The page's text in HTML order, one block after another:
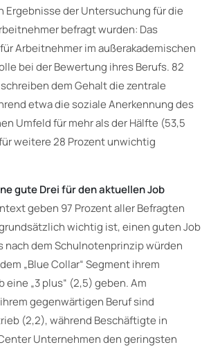
Ergebnisse der Untersuchung für die
befragt wurden: Das
Arbeitnehmer im außerakademischen
bei der Bewertung ihres Berufs. 82
dem Gehalt die zentrale
etwa die soziale Anerkennung des
Umfeld für mehr als der Hälfte (53,5
weitere 28 Prozent unwichtig
gute Drei für den aktuellen Job
geben 97 Prozent aller Befragten
wichtig ist, einen guten Job
nach dem Schulnotenprinzip würden
„Blue Collar“ Segment ihrem
„3 plus“ (2,5) geben. Am
gegenwärtigen Beruf sind
(2,2), während Beschäftigte in
Unternehmen den geringsten